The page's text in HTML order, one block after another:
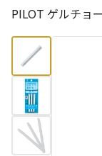
PILOT ゲルチョ